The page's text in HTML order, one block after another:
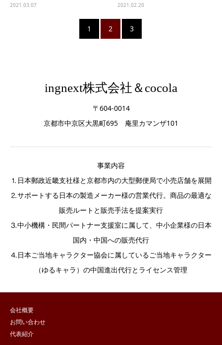
2021.03.07 2021.02.20
1 2 3
ingnext株式会社＆cocola
〒604-0014
京都市中京区大黒町695 庵里カマンザ101
事業内容
⒈日本郵政近畿支社様と京都市内の大型郵便局で小売店舗を展開
⒉サポートする日本の製造メーカー様の営業代行。商品の最適な
販売ルートと販売手法を提案実行
⒊中小機構・民間パートナー支援室に属して、中小企業様の日本
国内・中国への販売代行
⒋日本ご当地キャラクター協会に属しているご当地キャラクター
（ゆるキャラ）の中国進出代行とライセンス管理
会社概要
お問い合わせ
代表紹介